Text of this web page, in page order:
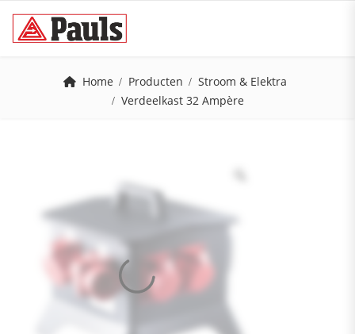
Home Producten
Stroom & Elektra
Verdeelkast 32 Ampère